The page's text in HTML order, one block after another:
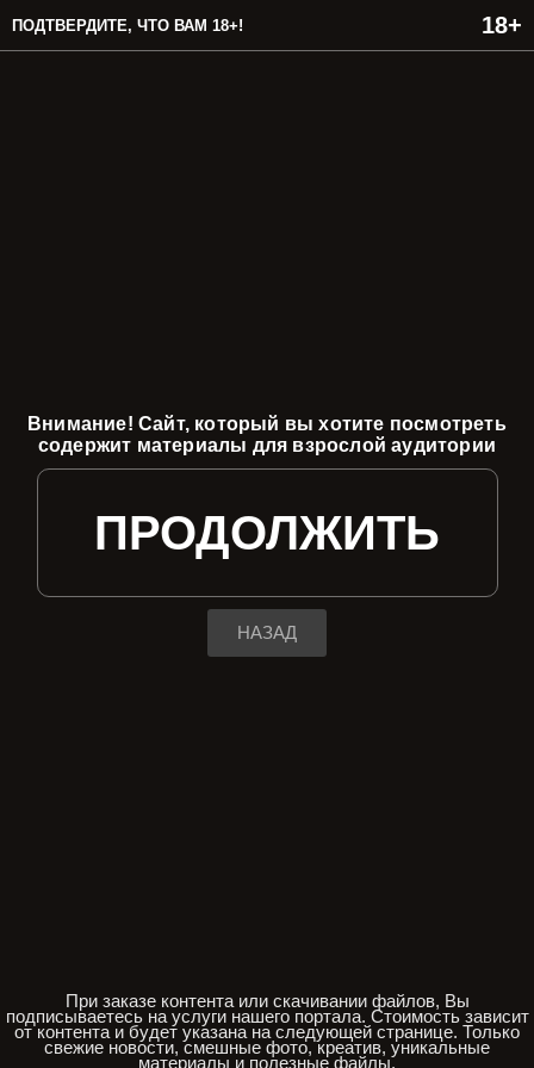
ПОДТВЕРДИТЕ, ЧТО ВАМ 18+!
Внимание! Сайт, который вы хотите посмотреть
содержит материалы для взрослой аудитории
ПРОДОЛЖИТЬ
НАЗАД
При заказе контента или скачивании файлов, Вы
подписываетесь на услуги нашего портала. Стоимость зависит
от контента и будет указана на следующей странице. Только
свежие новости, смешные фото, креатив, уникальные
материалы и полезные файлы.